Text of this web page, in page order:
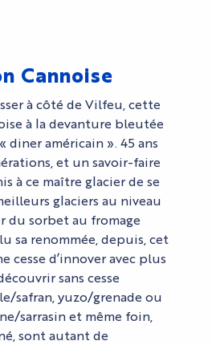
Cannoise
à côté de Vilfeu, cette
à la devanture bleutée
diner américain ». 45 ans
et un savoir-faire
à ce maître glacier de se
glaciers au niveau
du sorbet au fromage
sa renommée, depuis, cet
cesse d’innover avec plus
sans cesse
safran, yuzo/grenade ou
sarrasin et même foin,
sont autant de